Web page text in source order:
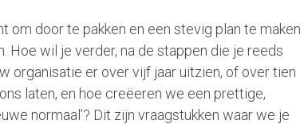
om door te pakken en een stevig plan te maken
wil je verder, na de stappen die je reeds
organisatie er over vijf jaar uitzien, of over tien
laten, en hoe creëeren we een prettige,
normaal’? Dit zijn vraagstukken waar we je